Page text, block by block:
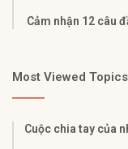
Cảm nhận 12 câu
Most Viewed Topics
Cuộc chia tay của